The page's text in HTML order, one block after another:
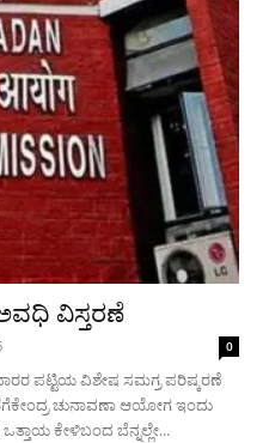
ವಿಸ್ತರಣೆ
0
ಪಟ್ಟಿಯ ವಿಶೇಷ ಸಮಗ್ರ ಪರಿಷ್ಕರಣೆ
ಚುನಾವಣಾ ಆಯೋಗ ಇಂದು
ಕೇಳಿಬಂದ ಬೆನ್ನಲ್ಲೇ...